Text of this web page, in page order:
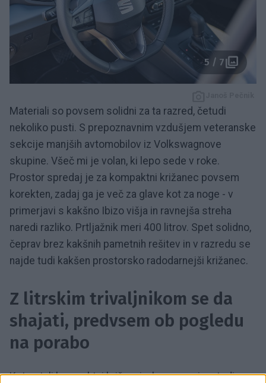
5 / 7
Materiali so povsem solidni za ta razred, četudi
nekoliko pusti. S prepoznavnim vzdušjem veteranske
sekcije manjših avtomobilov iz Volkswagnove
skupine. Všeč mi je volan, ki lepo sede v roke.
Prostor spredaj je za kompaktni križanec povsem
korekten, zadaj ga je več za glave kot za noge - v
primerjavi s kakšno Ibizo višja in ravnejša streha
naredi razliko. Prtljažnik meri 400 litrov. Spet solidno,
čeprav brez kakšnih pametnih rešitev in v razredu se
najde tudi kakšen prostorsko radodarnejši križanec.
Z litrskim trivaljnikom se da
shajati, predvsem ob pogledu
na porabo
Kot ostali kompaktni križanci v koncernu ima tudi